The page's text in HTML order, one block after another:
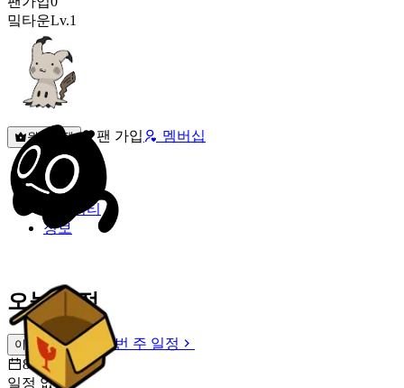
밐타운Lv.1
원픽선택 팬 가입 멤버십
밐타운
피드
커뮤니티
정보
오늘 일정
이번 주 일정
이번 주 일정
8월 7일 [금]
일정 없음